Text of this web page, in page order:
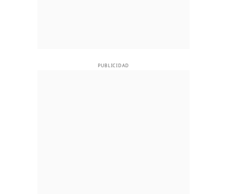
PUBLICIDAD